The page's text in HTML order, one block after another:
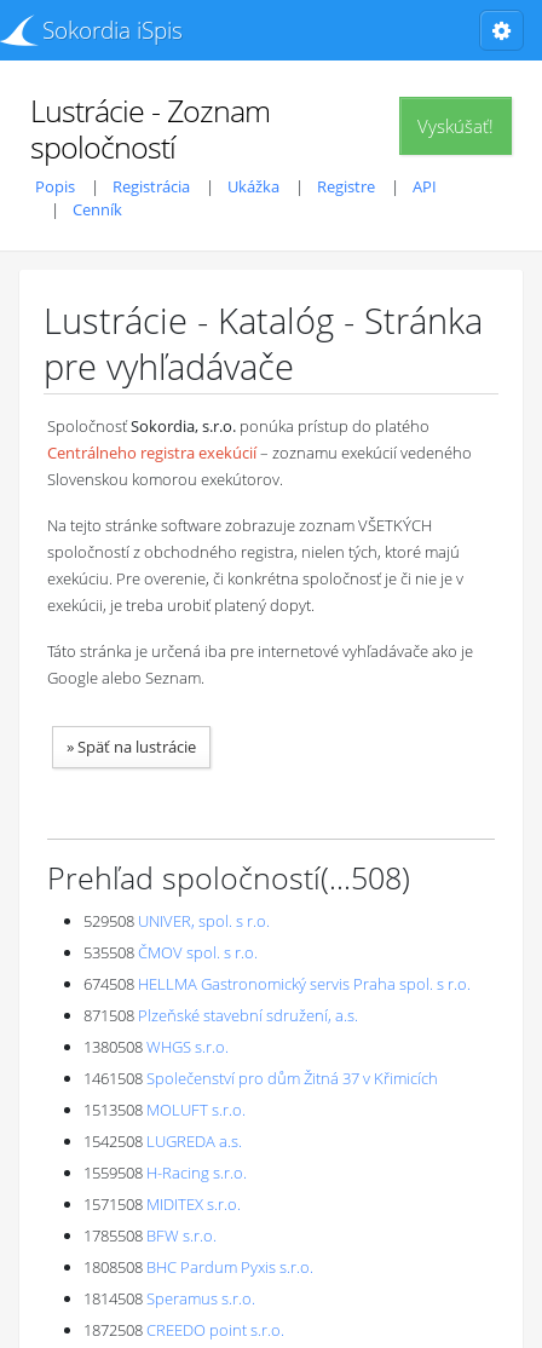
Sokordia iSpis
Vyskúšať!
Lustrácie - Zoznam
spoločností
Popis Registrácia Ukážka Registre
API
Cenník
Lustrácie - Katalóg - Stránka
pre vyhľadávače
SpoločnosťSokordia, s.r.o. ponúka prístup do platého
Centrálneho registra exekúcií– zoznamu exekúcií vedeného
Slovenskou komorou exekútorov.
Na tejto stránke software zobrazuje zoznam VŠETKÝCH
spoločností z obchodného registra, nielen tých, ktoré majú
exekúciu. Pre overenie, či konkrétna spoločnosť je či nie je v
exekúcii, je treba urobiť platený dopyt.
Táto stránka je určená iba pre internetové vyhľadávače ako je
Google alebo Seznam.
»Späť na lustrácie
Prehľad spoločností(...508)
529508 UNIVER, spol. s r.o.
535508ČMOV spol. s r.o.
674508 HELLMA Gastronomický servis Praha spol. s r.o.
871508 Plzeňské stavební sdružení, a.s.
1380508WHGS s.r.o.
1461508Společenství pro dům Žitná 37 v Křimicích
1513508 MOLUFT s.r.o.
1542508 LUGREDA a.s.
1559508 H-Racing s.r.o.
1571508 MIDITEX s.r.o.
1785508 BFW s.r.o.
1808508 BHC Pardum Pyxis s.r.o.
1814508Speramus s.r.o.
1872508CREEDO point s.r.o.